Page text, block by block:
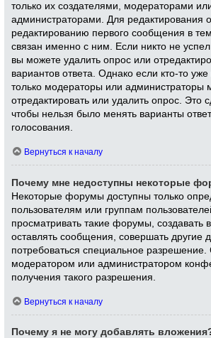
только их создателями, модераторами
администраторами. Для редактирования
редактированию первого сообщения в
связан именно с ним. Если никто не успел
вы можете удалить опрос или
вариантов ответа. Однако если кто-то
только модераторы или администраторы
отредактировать или удалить опрос. Это
чтобы нельзя было менять варианты
голосования.
Вернуться к началу
Почему мне недоступны некоторые
Некоторые форумы доступны только
пользователям или группам
просматривать такие форумы, создавать
оставлять сообщения, совершать другие
потребоваться специальное разрешение.
модератором или администратором
получения такого разрешения.
Вернуться к началу
Почему я не могу добавлять